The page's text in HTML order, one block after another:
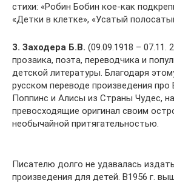
стихи: «Робин Бобин кое-как
«Детки в клетке», «Усатый
3. Заходера Б.В. (09.09.1918 – 07.11.
прозаика, поэта, переводчика и
детской литературы. Благодаря
русском переводе произведения про
Поппинс и Алисы из Страны Чудес,
превосходящие оригинал своим
необычайной притягательностью.
Писателю долго не удавалась
произведения для детей. В1956 г.